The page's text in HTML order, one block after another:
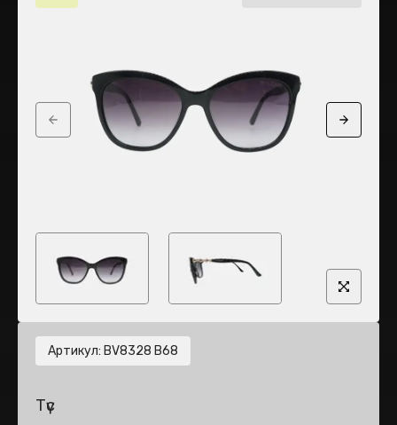
Previous slide Next
Артикул: BV8328 B68
Түс